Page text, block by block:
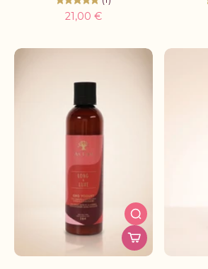
21,00 €